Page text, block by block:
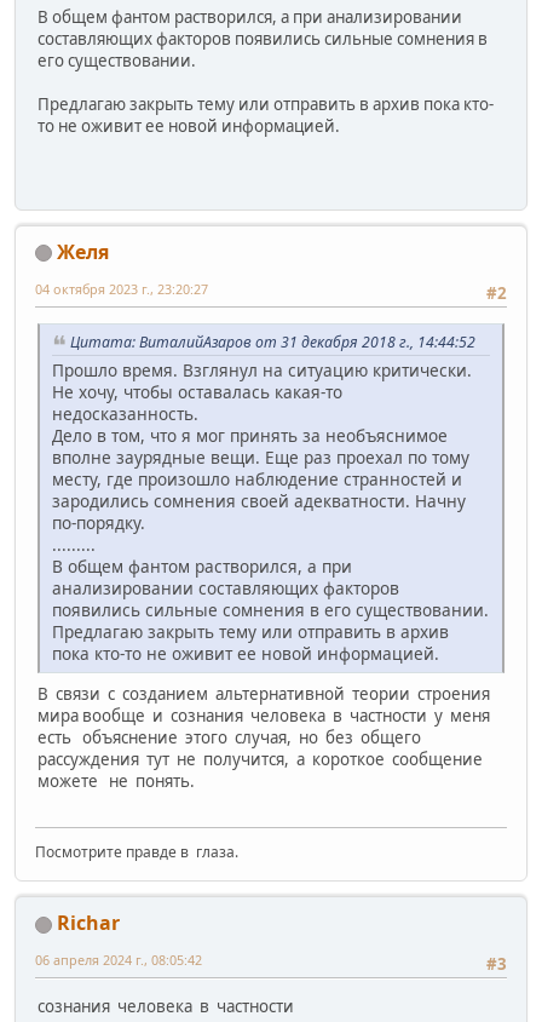
В общем фантом растворился, а при анализировании
составляющих факторов появились сильные сомнения в
его существовании.
Предлагаю закрыть тему или отправить в архив пока кто-
то не оживит ее новой информацией.
Желя
#2
04 октября 2023 г., 23:20:27
Цитата: ВиталийАзаров от 31 декабря 2018 г., 14:44:52
Прошло время. Взглянул на ситуацию критически.
Не хочу, чтобы оставалась какая-то
недосказанность.
Дело в том, что я мог принять за необъяснимое
вполне заурядные вещи. Еще раз проехал по тому
месту, где произошло наблюдение странностей и
зародились сомнения своей адекватности. Начну
по-порядку.
.........
В общем фантом растворился, а при
анализировании составляющих факторов
появились сильные сомнения в его существовании.
Предлагаю закрыть тему или отправить в архив
пока кто-то не оживит ее новой информацией.
В связи с созданием альтернативной теории строения
мира вообще и сознания человека в частности у меня
есть объяснение этого случая, но без общего
рассуждения тут не получится, а короткое сообщение
можете не понять.
Посмотрите правде в глаза.
Richar
#3
06 апреля 2024 г., 08:05:42
сознания человека в частности